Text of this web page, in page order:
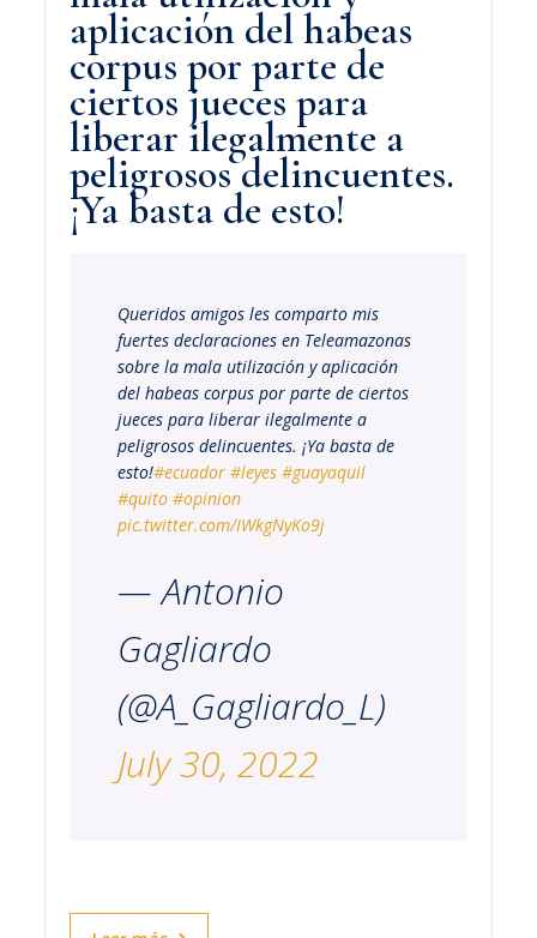
aplicación del habeas
corpus por parte de
ciertos jueces para
liberar ilegalmente a
peligrosos delincuentes.
¡Ya basta de esto!
Queridos amigos les comparto mis
fuertes declaraciones en Teleamazonas
sobre la mala utilización y aplicación
del habeas corpus por parte de ciertos
jueces para liberar ilegalmente a
peligrosos delincuentes. ¡Ya basta de
esto!#ecuador #leyes #guayaquil
#quito #opinion
pic.twitter.com/IWkgNyKo9j
— Antonio
Gagliardo
(@A_Gagliardo_L)
July 30, 2022